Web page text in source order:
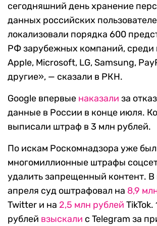
сегодняшний день хранение
данных российских
локализовали порядка 600
РФ зарубежных компаний, среди
Apple, Microsoft, LG, Samsung,
другие», — сказали в РКН.
Google впервые наказали за
данные в России в конце июля.
выписали штраф в 3 млн рублей.
По искам Роскомнадзора уже
многомиллионные штрафы
удалить запрещенный контент. В
апреля суд оштрафовал на 8,9
Twitter и на 2,5 млн рублей
рублей взыскали с Telegram за